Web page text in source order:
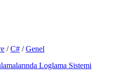
/C# /Genel
Loglama Sistemi